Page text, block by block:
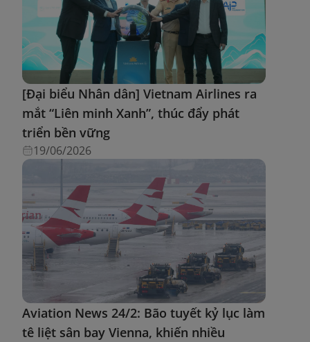
[Đại biểu Nhân dân] Vietnam Airlines ra
mắt “Liên minh Xanh”, thúc đẩy phát
triển bền vững
19/06/2026
Aviation News 24/2: Bão tuyết kỷ lục làm
tê liệt sân bay Vienna, khiến nhiều